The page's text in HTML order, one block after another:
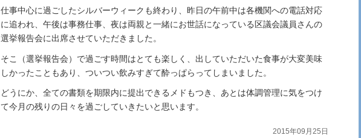
仕事中心に過ごしたシルバーウィークも終わり、昨日の午前中は各機関への電話対応
に追われ、午後は事務仕事、夜は両親と一緒にお世話になっている区議会議員さんの
選挙報告会に出席させていただきました。
そこ（選挙報告会）で過ごす時間はとても楽しく、出していただいた食事が大変美味
しかったこともあり、ついつい飲みすぎて酔っぱらってしまいました。
どうにか、全ての書類を期限内に提出できるメドもつき、あとは体調管理に気をつけ
て今月の残りの日々を過ごしていきたいと思います。
2015年09月25日